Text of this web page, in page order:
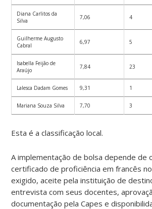
Diana Carlitos da
Silva
7,06 4
Guilherme Augusto
Cabral
6,97 5
Isabella Feijão de
Araújo
7,84 23
Lalesca Dadam Gomes 9,31 1
Mariana Souza Silva 7,70 3
Esta é a classificação local.
A implementação de bolsa depende de
certificado de proficiência em francês
exigido, aceite pela instituição de
entrevista com seus docentes,
documentação pela Capes e